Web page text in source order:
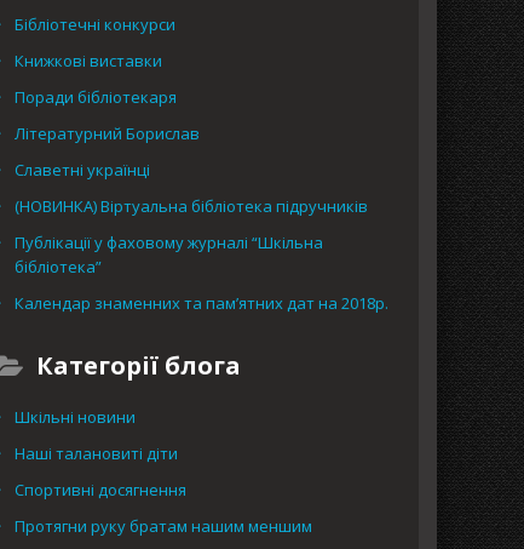
Бібліотечні конкурси
Книжкові виставки
Поради бібліотекаря
Літературний Борислав
Славетні українці
(НОВИНКА) Віртуальна бібліотека підручників
Публікації у фаховому журналі “Шкільна
бібліотека”
Календар знаменних та пам’ятних дат на 2018р.
Категорії блога
Шкільні новини
Наші талановиті діти
Спортивні досягнення
Протягни руку братам нашим меншим